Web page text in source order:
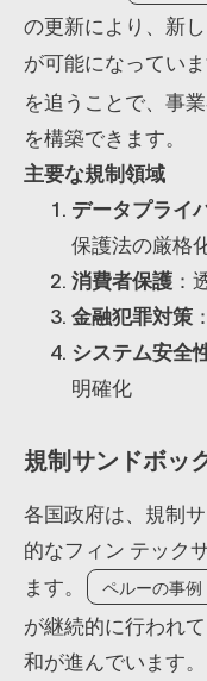
の更新により、新
が可能になっていま
を追うことで、事
を構築できます。
主要な規制領域
データプライ
保護法の厳格
消費者保護 ：
金融犯罪対策
システム安全
明確化
規制サンドボッ
各国政府は、規制
的なフィン テック
ます。
ペルーの事例
が継続的に行われ
和が進んでいます。